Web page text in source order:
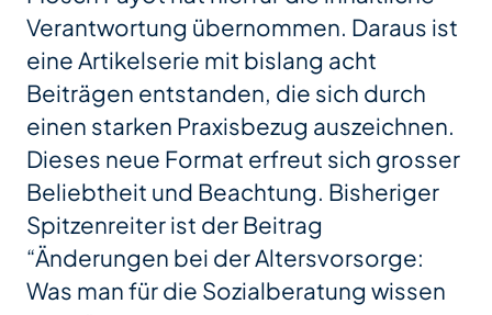
Verantwortung übernommen. Daraus ist
eine Artikelserie mit bislang acht
Beiträgen entstanden, die sich durch
einen starken Praxisbezug auszeichnen.
Dieses neue Format erfreut sich grosser
Beliebtheit und Beachtung. Bisheriger
Spitzenreiter ist der Beitrag
“Änderungen bei der Altersvorsorge:
Was man für die Sozialberatung wissen